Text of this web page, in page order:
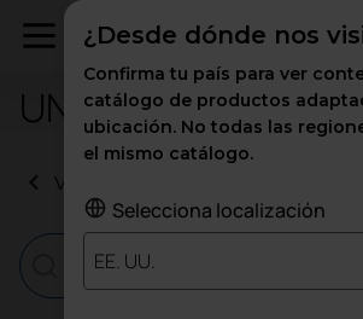
UNE-EN
Volver a certificados
¿Desde dónde nos
Confirma tu país para ver
catálogo de productos
ubicación. No todas las
el mismo catálogo.
Selecciona localización
EE. UU.